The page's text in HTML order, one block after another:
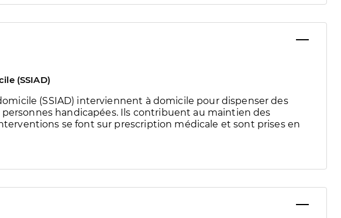
(SSIAD)
(SSIAD) interviennent à domicile pour dispenser des
handicapées. Ils contribuent au maintien des
se font sur prescription médicale et sont prises en